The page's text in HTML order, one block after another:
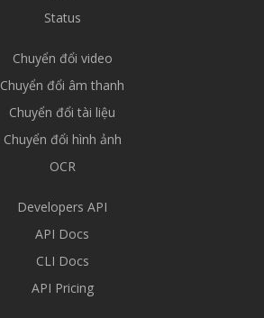
Status
Chuyển đổi video
Chuyển đổi âm thanh
Chuyển đổi tài liệu
Chuyển đổi hình ảnh
OCR
Developers API
API Docs
CLI Docs
API Pricing